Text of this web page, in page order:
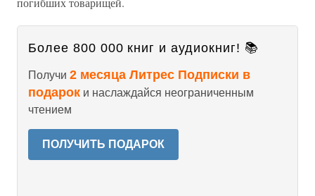
Более 800 000 книг и аудиокниг! 📚
Получи 2 месяца Литрес Подписки в
подарок и наслаждайся неограниченным
чтением
ПОЛУЧИТЬ ПОДАРОК